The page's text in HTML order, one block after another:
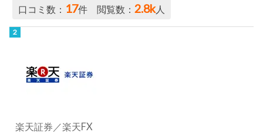
口コミ数： 17件 閲覧数：2.8k人
楽天証券／楽天FX